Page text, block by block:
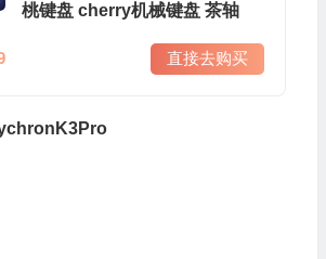
桃键盘 cherry机械键盘 茶轴
直接去购买